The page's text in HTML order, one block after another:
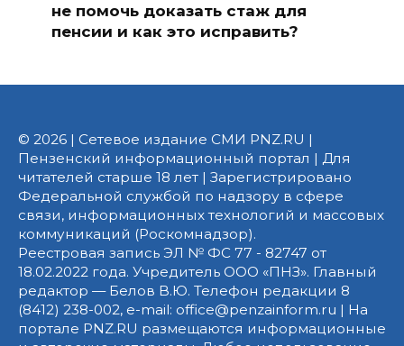
не помочь доказать стаж для
пенсии и как это исправить?
© 2026 | Сетевое издание СМИ PNZ.RU |
Пензенский информационный портал | Для
читателей старше 18 лет | Зарегистрировано
Федеральной службой по надзору в сфере
связи, информационных технологий и массовых
коммуникаций (Роскомнадзор).
Реестровая запись ЭЛ № ФС 77 - 82747 от
18.02.2022 года. Учредитель ООО «ПНЗ». Главный
редактор — Белов В.Ю. Телефон редакции 8
(8412) 238-002, e-mail: office@penzainform.ru | На
портале PNZ.RU размещаются информационные